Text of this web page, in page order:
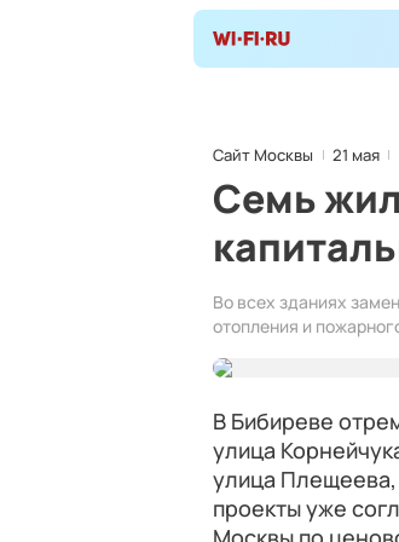
Сайт Москвы 21 мая
Семь
Во всех зданиях
отопления и
В Бибиреве
улица
улица
проекты уже